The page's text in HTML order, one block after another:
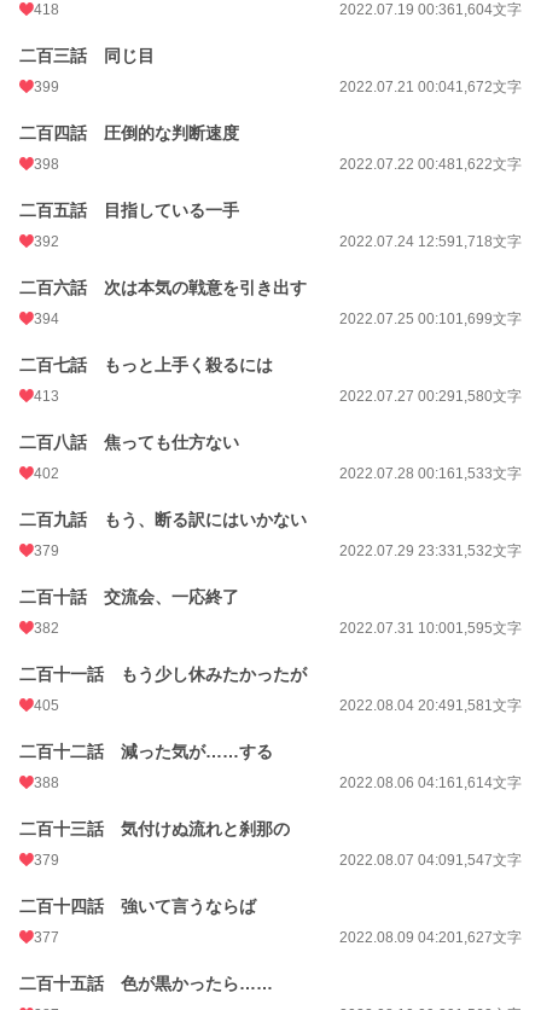
418 2022.07.19 00:361,604文字
二百三話 同じ目
399 2022.07.21 00:041,672文字
二百四話 圧倒的な判断速度
398 2022.07.22 00:481,622文字
二百五話 目指している一手
392 2022.07.24 12:591,718文字
二百六話 次は本気の戦意を引き出す
394 2022.07.25 00:101,699文字
二百七話 もっと上手く殺るには
413 2022.07.27 00:291,580文字
二百八話 焦っても仕方ない
402 2022.07.28 00:161,533文字
二百九話 もう、断る訳にはいかない
379 2022.07.29 23:331,532文字
二百十話 交流会、一応終了
382 2022.07.31 10:001,595文字
二百十一話 もう少し休みたかったが
405 2022.08.04 20:491,581文字
二百十二話 減った気が……する
388 2022.08.06 04:161,614文字
二百十三話 気付けぬ流れと刹那の
379 2022.08.07 04:091,547文字
二百十四話 強いて言うならば
377 2022.08.09 04:201,627文字
二百十五話 色が黒かったら……